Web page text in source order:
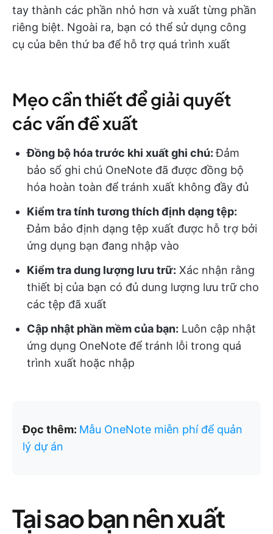
tay thành các phần nhỏ hơn và xuất từng phần
riêng biệt. Ngoài ra, bạn có thể sử dụng công
cụ của bên thứ ba để hỗ trợ quá trình xuất
Mẹo cần thiết để giải quyết
các vấn đề xuất
Đồng bộ hóa trước khi xuất ghi chú:Đảm
bảo sổ ghi chú OneNote đã được đồng bộ
hóa hoàn toàn để tránh xuất không đầy đủ
Kiểm tra tính tương thích định dạng tệp:
Đảm bảo định dạng tệp xuất được hỗ trợ bởi
ứng dụng bạn đang nhập vào
Kiểm tra dung lượng lưu trữ: Xác nhận rằng
thiết bị của bạn có đủ dung lượng lưu trữ cho
các tệp đã xuất
Cập nhật phần mềm của bạn: Luôn cập nhật
ứng dụng OneNote để tránh lỗi trong quá
trình xuất hoặc nhập
Đọc thêm: Mẫu OneNote miễn phí để quản
lý dự án
Tại sao bạn nên xuất